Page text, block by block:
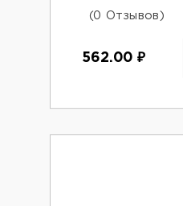
(0 Отзывов)
562.00 ₽